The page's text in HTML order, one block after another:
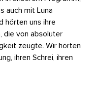
auch mit Luna
hörten uns ihre
die von absoluter
zeugte. Wir hörten
ihren Schrei, ihren